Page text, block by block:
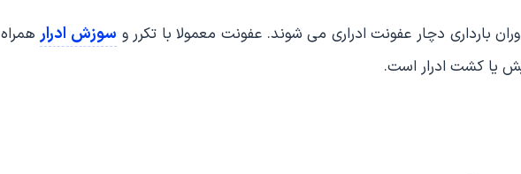
بارداری دچار عفونت ادراری می شوند. عفونت معمولا با تکرر و سوزش ادرارهمراه
یا کشت ادرار است.